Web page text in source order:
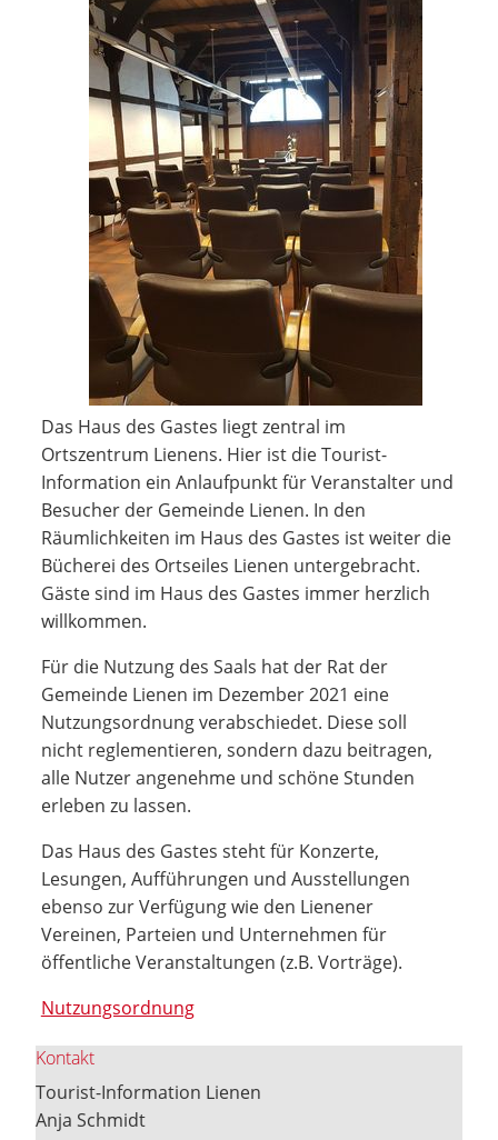
Das Haus des Gastes liegt zentral im
Ortszentrum Lienens. Hier ist die Tourist-
Information ein Anlaufpunkt für Veranstalter und
Besucher der Gemeinde Lienen. In den
Räumlichkeiten im Haus des Gastes ist weiter die
Bücherei des Ortseiles Lienen untergebracht.
Gäste sind im Haus des Gastes immer herzlich
willkommen.
Für die Nutzung des Saals hat der Rat der
Gemeinde Lienen im Dezember 2021 eine
Nutzungsordnung verabschiedet. Diese soll
nicht reglementieren, sondern dazu beitragen,
alle Nutzer angenehme und schöne Stunden
erleben zu lassen.
Das Haus des Gastes steht für Konzerte,
Lesungen, Aufführungen und Ausstellungen
ebenso zur Verfügung wie den Lienener
Vereinen, Parteien und Unternehmen für
öffentliche Veranstaltungen (z.B. Vorträge).
Nutzungsordnung
Kontakt
Tourist-Information Lienen
Anja Schmidt